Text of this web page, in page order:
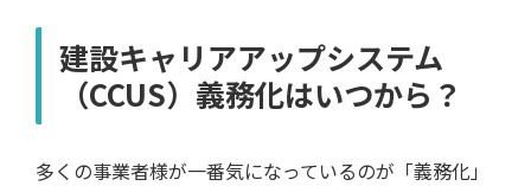
建設キャリアアップシステム
（CCUS）義務化はいつから？
多くの事業者様が一番気になっているのが「義務化」